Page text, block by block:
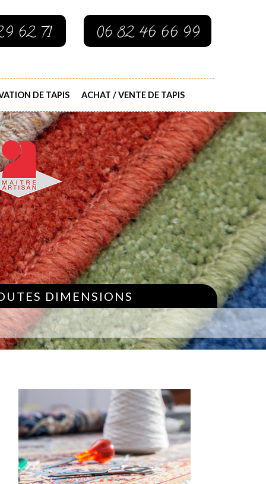
62 71 06 82 46 66 99
DE TAPIS ACHAT / VENTE DE TAPIS
DIMENSIONS